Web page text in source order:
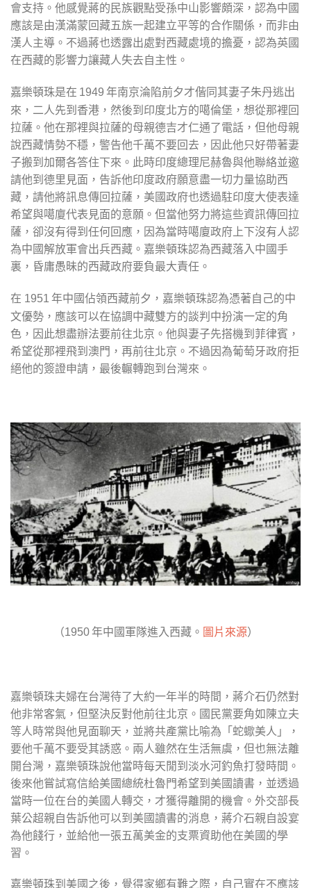
會支持。他感覺蔣的民族觀點受孫中山影響頗深，認為中國
應該是由漢滿蒙回藏五族一起建立平等的合作關係，而非由
漢人主導。不過蔣也透露出處對西藏處境的擔憂，認為英國
在西藏的影響力讓藏人失去自主性。
嘉樂頓珠是在 1949 年南京淪陷前夕才偕同其妻子朱丹逃出
來，二人先到香港，然後到印度北方的噶倫堡，想從那裡回
拉薩。他在那裡與拉薩的母親德吉才仁通了電話，但他母親
說西藏情勢不穩，警告他千萬不要回去，因此他只好帶著妻
子搬到加爾各答住下來。此時印度總理尼赫魯與他聯絡並邀
請他到德里見面，告訴他印度政府願意盡一切力量協助西
藏，請他將訊息傳回拉薩，美國政府也透過駐印度大使表達
希望與噶廈代表見面的意願。但當他努力將這些資訊傳回拉
薩，卻沒有得到任何回應，因為當時噶廈政府上下沒有人認
為中國解放軍會出兵西藏。嘉樂頓珠認為西藏落入中國手
裏，昏庸愚昧的西藏政府要負最大責任。
在 1951 年中國佔領西藏前夕，嘉樂頓珠認為憑著自己的中
文優勢，應該可以在協調中藏雙方的談判中扮演一定的角
色，因此想盡辦法要前往北京。他與妻子先搭機到菲律賓，
希望從那裡飛到澳門，再前往北京。不過因為葡萄牙政府拒
絕他的簽證申請，最後輾轉跑到台灣來。
（1950年中國軍隊進入西藏。 圖片來源）
嘉樂頓珠夫婦在台灣待了大約一年半的時間，蔣介石仍然對
他非常客氣，但堅決反對他前往北京。國民黨要角如陳立夫
等人時常與他見面聊天，並將共產黨比喻為「蛇蠍美人」，
要他千萬不要受其誘惑。兩人雖然在生活無虞，但也無法離
開台灣，嘉樂頓珠說他當時每天閒到淡水河釣魚打發時間。
後來他嘗試寫信給美國總統杜魯門希望到美國讀書，並透過
當時一位在台的美國人轉交，才獲得離開的機會。外交部長
葉公超親自告訴他可以到美國讀書的消息，蔣介石親自設宴
為他餞行，並給他一張五萬美金的支票資助他在美國的學
習。
嘉樂頓珠到美國之後，覺得家鄉有難之際，自己實在不應該